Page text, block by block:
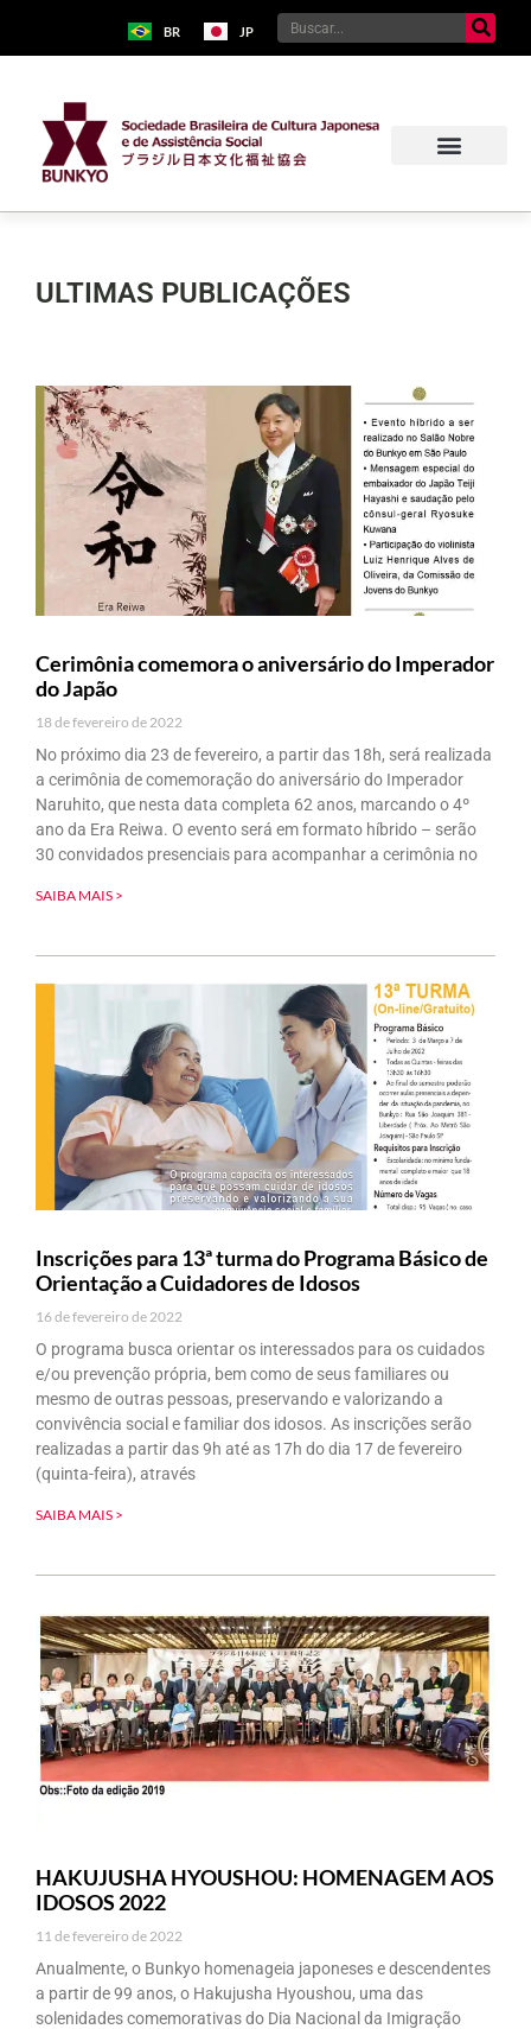
BR JP
ULTIMAS PUBLICAÇÕES
Cerimônia comemora o aniversário do Imperador
do Japão
18 de fevereiro de 2022
No próximo dia 23 de fevereiro, a partir das 18h, será realizada
a cerimônia de comemoração do aniversário do Imperador
Naruhito, que nesta data completa 62 anos, marcando o 4º
ano da Era Reiwa. O evento será em formato híbrido – serão
30 convidados presenciais para acompanhar a cerimônia no
SAIBA MAIS >
Inscrições para 13ª turma do Programa Básico de
Orientação a Cuidadores de Idosos
16 de fevereiro de 2022
O programa busca orientar os interessados para os cuidados
e/ou prevenção própria, bem como de seus familiares ou
mesmo de outras pessoas, preservando e valorizando a
convivência social e familiar dos idosos. As inscrições serão
realizadas a partir das 9h até as 17h do dia 17 de fevereiro
(quinta-feira), através
SAIBA MAIS >
HAKUJUSHA HYOUSHOU: HOMENAGEM AOS
IDOSOS 2022
11 de fevereiro de 2022
Anualmente, o Bunkyo homenageia japoneses e descendentes
a partir de 99 anos, o Hakujusha Hyoushou, uma das
solenidades comemorativas do Dia Nacional da Imigração